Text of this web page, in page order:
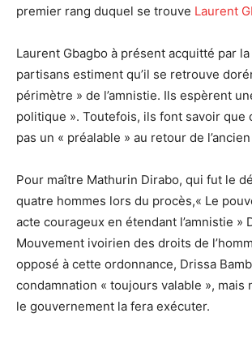
premier rang duquel se trouve Laurent
Laurent Gbagbo à présent acquitté par la
partisans estiment qu’il se retrouve
périmètre » de l’amnistie. Ils espèrent
politique ». Toutefois, ils font savoir que
pas un « préalable » au retour de
Pour maître Mathurin Dirabo, qui fut le
quatre hommes lors du procès,« Le
acte courageux en étendant l’amnistie »
Mouvement ivoirien des droits de
opposé à cette ordonnance, Drissa
condamnation « toujours valable », mais
le gouvernement la fera exécuter.